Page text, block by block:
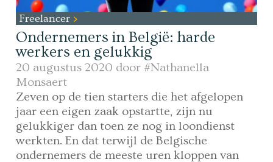
Freelancer
Ondernemers in België: harde
werkers en gelukkig
20 augustus 2020 door #Nathanella
Monsaert
Zeven op de tien starters die het afgelopen
jaar een eigen zaak opstartte, zijn nu
gelukkiger dan toen ze nog in loondienst
werkten. En dat terwijl de Belgische
ondernemers de meeste uren kloppen van